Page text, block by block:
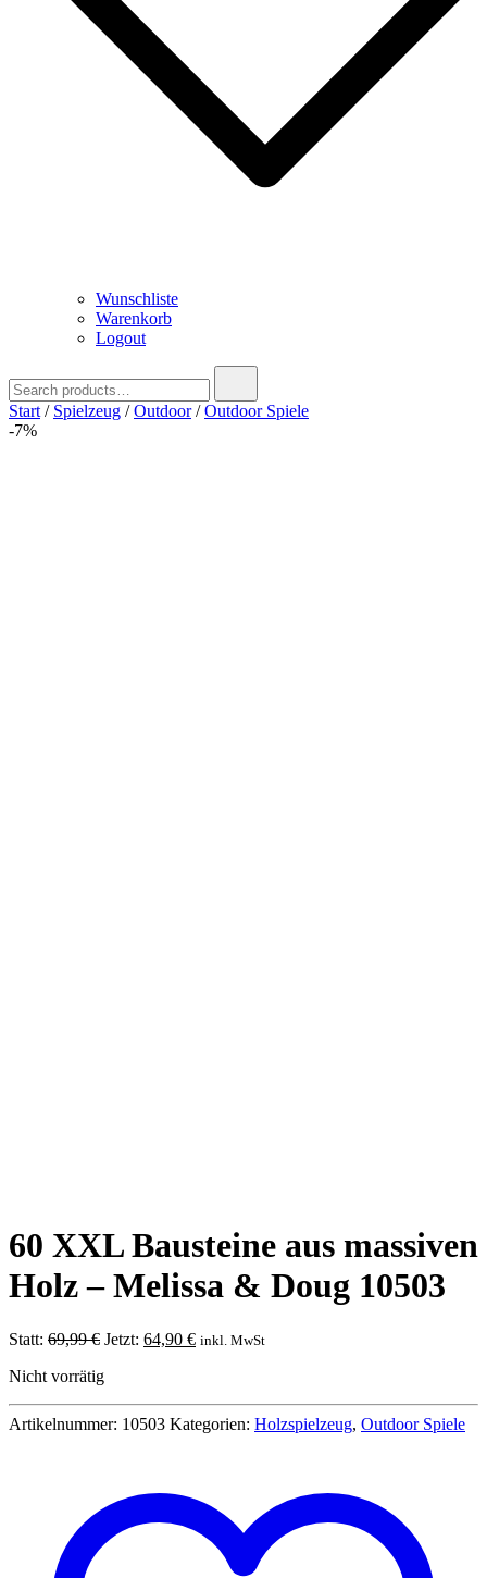
Wunschliste
Warenkorb
Logout
for:
Start / Spielzeug /Outdoor/Outdoor Spiele
-7%
60 XXL Bausteine aus massiven
Holz – Melissa & Doug 10503
Statt: 69,99€ Ursprünglicher
war:
Jetzt: 64,90 €Aktueller
inkl. MwSt
Nicht vorrätig
Artikelnummer: 10503 Kategorien: Holzspielzeug, Outdoor Spiele